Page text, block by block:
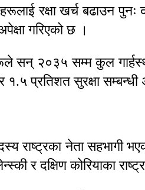
रक्षा खर्च बढाउन
गरिएको छ ।
२०३५ सम्म कुल गार्हस्थ
प्रतिशत सुरक्षा
राष्ट्रका नेता सहभागी
र दक्षिण कोरियाका